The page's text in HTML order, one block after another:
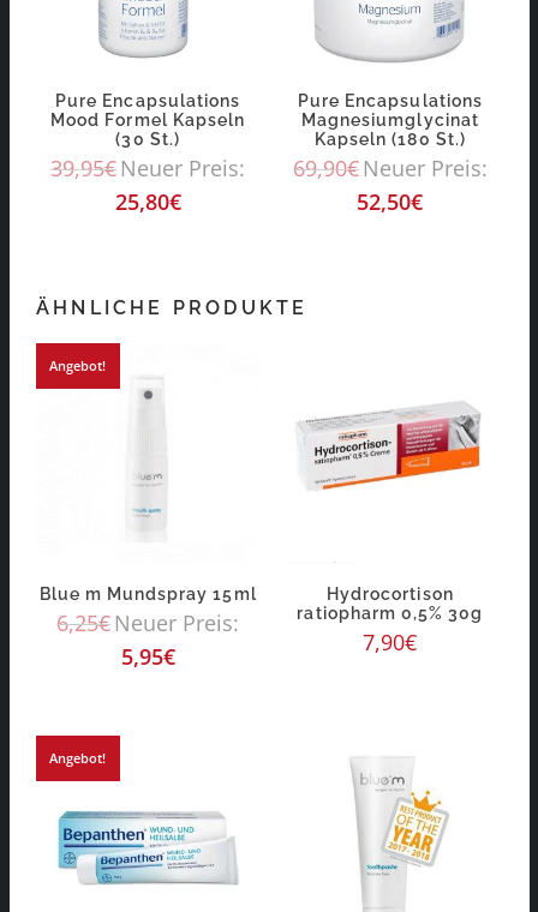
Pure Encapsulations
Mood Formel Kapseln
(30 St.)
39,95€Neuer Preis:
25,80€
Pure Encapsulations
Magnesiumglycinat
Kapseln (180 St.)
69,90€Neuer Preis:
52,50€
ÄHNLICHE PRODUKTE
Angebot!
Blue m Mundspray 15ml
6,25€Neuer Preis:
5,95€
Hydrocortison
ratiopharm 0,5% 30g
7,90€
Angebot!